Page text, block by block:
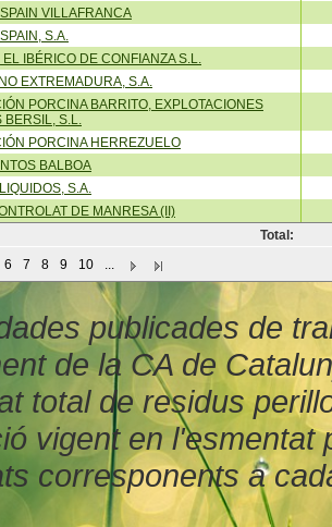
Total:
6 7 8 9 10 ...
VILLAFRANCA
S.A.
EL IBÉRICO DE CONFIANZA S.L.
EXTREMADURA, S.A.
PORCINA BARRITO, EXPLOTACIONES
BERSIL, S.L.
PORCINA HERREZUELO
BALBOA
S.A.
DE MANRESA (II)
publicades de
de la CA de
total de residus
vigent en
corresponents a